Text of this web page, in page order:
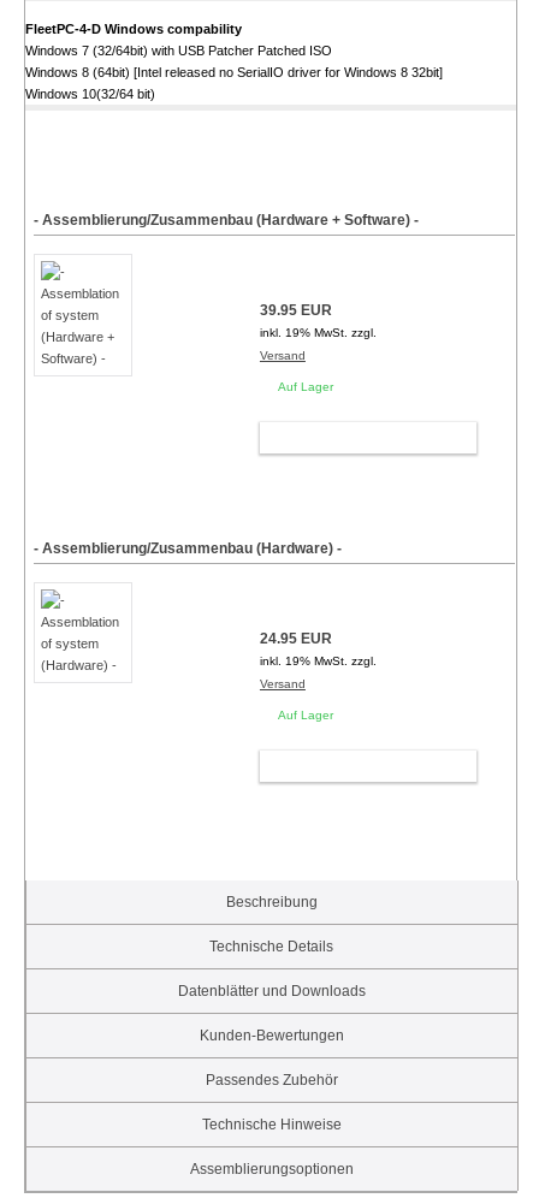
FleetPC-4-D Windows compability
Windows 7 (32/64bit) with USB Patcher Patched ISO
Windows 8 (64bit) [Intel released no SerialIO driver for Windows 8 32bit]
Windows 10(32/64 bit)
- Assemblierung/Zusammenbau (Hardware + Software) -
39.95 EUR
inkl. 19% MwSt. zzgl.
Versand
Auf Lager
- Assemblierung/Zusammenbau (Hardware) -
24.95 EUR
inkl. 19% MwSt. zzgl.
Versand
Auf Lager
Beschreibung
Technische Details
Datenblätter und Downloads
Kunden-Bewertungen
Passendes Zubehör
Technische Hinweise
Assemblierungsoptionen